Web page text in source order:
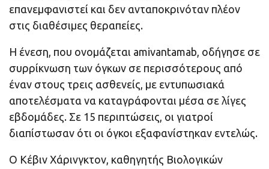
επανεμφανιστεί και δεν ανταποκρινόταν πλέον
στις διαθέσιμες θεραπείες.
Η ένεση, που ονομάζεται amivantamab, οδήγησε σε
συρρίκνωση των όγκων σε περισσότερους από
έναν στους τρεις ασθενείς, με εντυπωσιακά
αποτελέσματα να καταγράφονται μέσα σε λίγες
εβδομάδες. Σε 15 περιπτώσεις, οι γιατροί
διαπίστωσαν ότι οι όγκοι εξαφανίστηκαν εντελώς.
Ο Κέβιν Χάρινγκτον, καθηγητής Βιολογικών